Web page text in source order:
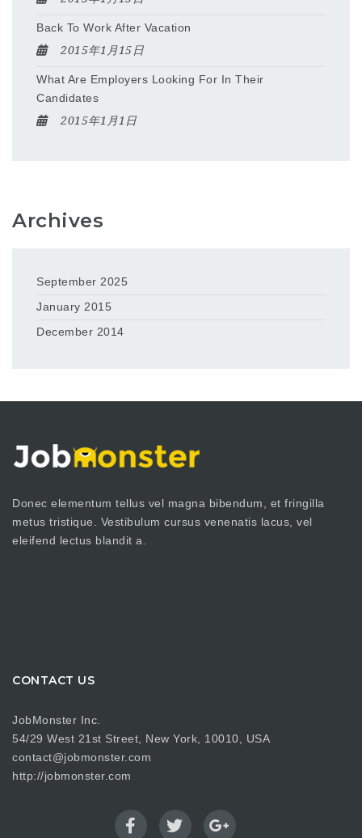
Back To Work After Vacation
2015年1月15日
What Are Employers Looking For In Their
Candidates
2015年1月1日
Archives
September 2025
January 2015
December 2014
Donec elementum tellus vel magna bibendum, et fringilla
metus tristique. Vestibulum cursus venenatis lacus, vel
eleifend lectus blandit a.
CONTACT US
JobMonster Inc.
54/29 West 21st Street, New York, 10010, USA
contact@jobmonster.com
http://jobmonster.com